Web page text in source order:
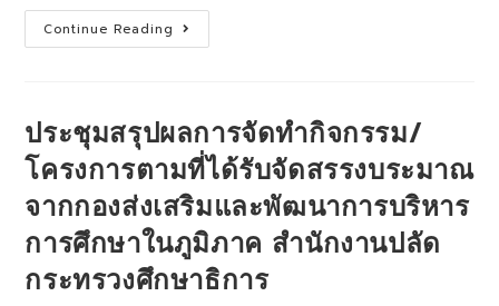
Continue Reading ประชุม
คณะ
จัดสรร
เงิน
งบ
ประมาณ
ราย
จ่าย
ประจำ
ปีงบประมาณ
พ.ศ.2568
ครั้ง
ที่
1/2567
ประชุมสรุปผลการจัดทำกิจกรรม/
โครงการตามที่ได้รับจัดสรรงบระมาณ
จากกองส่งเสริมและพัฒนาการบริหาร
การศึกษาในภูมิภาค สำนักงานปลัด
กระทรวงศึกษาธิการ